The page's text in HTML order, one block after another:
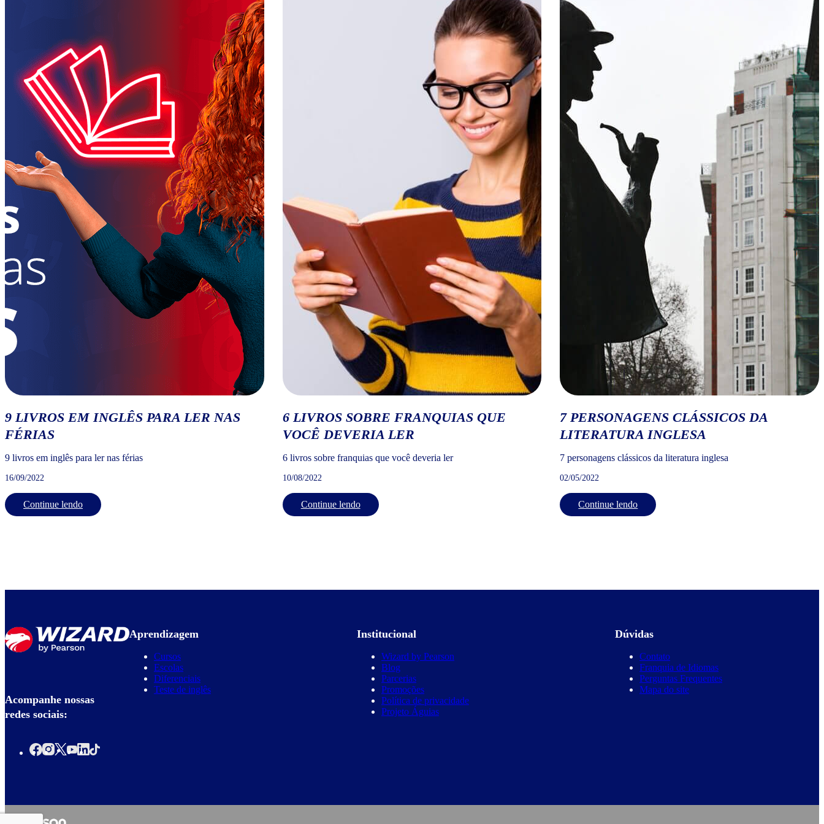
9 LIVROS EM INGLÊS PARA LER NAS
FÉRIAS
9 livros em inglês para ler nas férias
16/09/2022
Continue lendo
6 LIVROS SOBRE FRANQUIAS QUE
VOCÊ DEVERIA LER
6 livros sobre franquias que você deveria ler
10/08/2022
Continue lendo
7 PERSONAGENS CLÁSSICOS DA
LITERATURA INGLESA
7 personagens clássicos da literatura inglesa
02/05/2022
Continue lendo
Acompanhe nossas
redes sociais:
Aprendizagem
Cursos
Escolas
Diferenciais
Teste de inglês
Institucional
Wizard by Pearson
Blog
Parcerias
Promoções
Política de privacidade
Projeto Águias
Dúvidas
Contato
Franquia de Idiomas
Perguntas Frequentes
Mapa do site